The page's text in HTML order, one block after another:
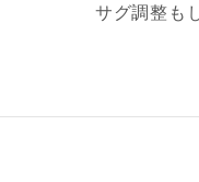
サグ調整も